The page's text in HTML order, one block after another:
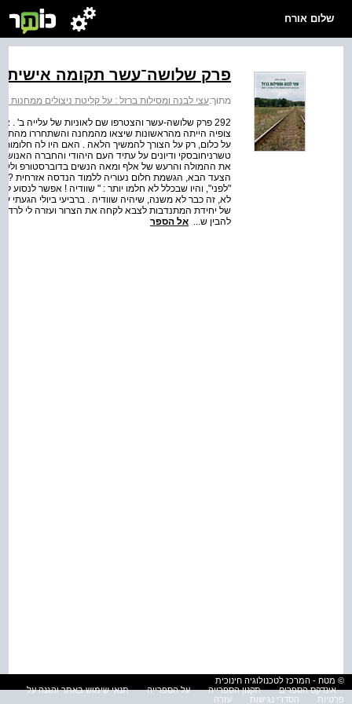
שלום אורח
פרק שלושה־עשר תקומה אישית
מתוך:עצי לבנה ומסילות ברזל : על קליטת ניצולים ממחנות
292 פרק שלושה-עשר והצטרפו שם לאוניות של עלייה ב'
צופיה הייתה מהראשונות שיצאו מהמחנה והשתחררו
על כלום, רק על הצורך להמשיך הלאה . האם היו לה חלומות
טשרניחובסקי ודיונים על עתיד העם היהודי והחברה
את ההמולה והרעש של אלף ומאה הנשים בדוברסטורפ
הצעד הבא, הגשמת חלום נעוריה ללמוד הנדסה אזרחית ?
"לפני", והיו שבכלל לא חלמו יותר : " שוודיה ! אפשר לנסוע
לא, זה כבר לא משנה, שיהיה שוודיה . ברביעי ביולי
של יחידת המתנדבות לצבא לקחה את הצרור ועזרה לי לרדת
להבין ש... אל הספר
© מטח - המרכז לטכנולוגיה חינוכית
אינדקס הספרים
תקנון הספרייה על הספרייה
תנאי שימוש באתר והגנה על
פרטיות
הסדרי נגישות עזרה